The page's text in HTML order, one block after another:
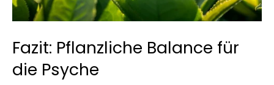
Fazit: Pflanzliche Balance für
die Psyche